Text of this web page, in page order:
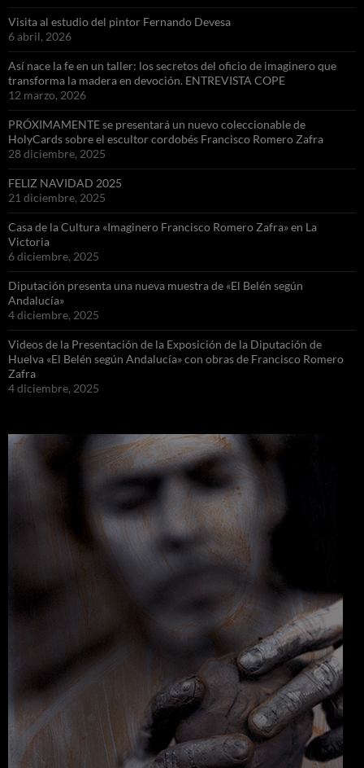
Visita al estudio del pintor Fernando Devesa
6 abril, 2026
Así nace la fe en un taller: los secretos del oficio de imaginero que
transforma la madera en devoción. ENTREVISTA COPE
12 marzo, 2026
PRÓXIMAMENTE se presentará un nuevo coleccionable de
HolyCards sobre el escultor cordobés Francisco Romero Zafra
28 diciembre, 2025
FELIZ NAVIDAD 2025
21 diciembre, 2025
Casa de la Cultura «Imaginero Francisco Romero Zafra» en La
Victoria
6 diciembre, 2025
Diputación presenta una nueva muestra de «El Belén según
Andalucía»
4 diciembre, 2025
Videos de la Presentación de la Exposición de la Diputación de
Huelva «El Belén según Andalucía» con obras de Francisco Romero
Zafra
4 diciembre, 2025